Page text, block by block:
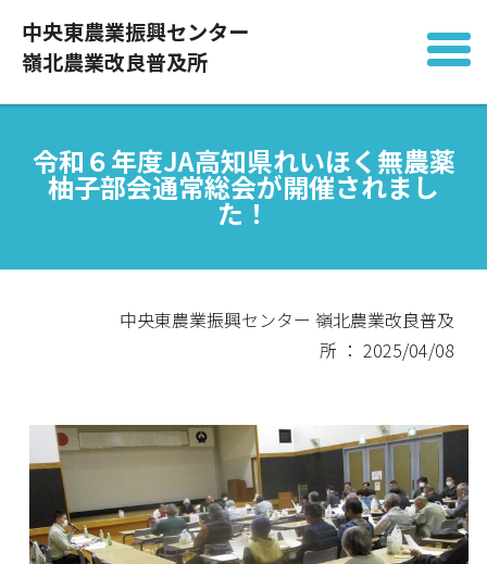
中央東農業振興センター
嶺北農業改良普及所
令和６年度JA高知県れいほく無農薬
柚子部会通常総会が開催されまし
た！
中央東農業振興センター 嶺北農業改良普及
所 ： 2025/04/08